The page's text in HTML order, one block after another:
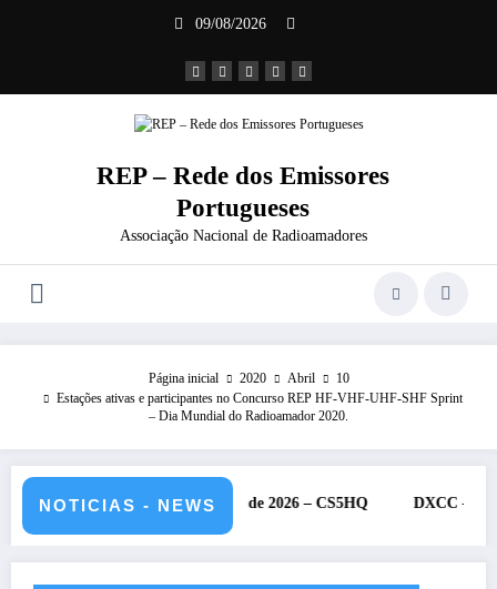
09/08/2026
REP – Rede dos Emissores
Portugueses
Associação Nacional de Radioamadores
Página inicial 2020 Abril
10
Estações ativas e participantes no Concurso REP HF-VHF-UHF-SHF Sprint
– Dia Mundial do Radioamador 2020.
NOTICIAS - NEWS
IARU – 11 e 12 de julho de 2026 – CS5HQ DXCC –